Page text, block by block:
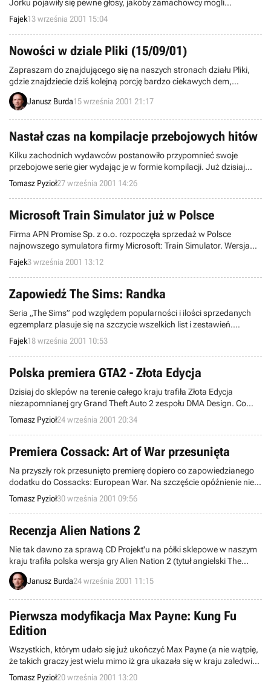
Jorku pojawiły się pewne głosy, jakoby zamachowcy mogli
wykorzystać do nauki pilotażu grę spod znaku producenta
Windows’ów, mianowicie Microsoft Flight Simulator 2000.
Fajek13 września 2001 15:04
Nowości w dziale Pliki (15/09/01)
Zapraszam do znajdującego się na naszych stronach działu Pliki,
gdzie znajdziecie dziś kolejną porcję bardzo ciekawych dem,
uaktualnień, dodatków i filmów z gier.
Janusz Burda15 września 2001 21:17
Nastał czas na kompilacje przebojowych hitów
Kilku zachodnich wydawców postanowiło przypomnieć swoje
przebojowe serie gier wydając je w formie kompilacji. Już dzisiaj
dwie z nich trafiły do zachodnich sklepów. Sierra Inc. przygotowała
pakiet strategii ekonomicznych Acropolis, Blizzard komplet Diablo
Battle Chest, natomiast Electronic Arts przygotowuje niespodziankę
w postaci Command & Conquer: Theater of War.
Tomasz Pyzioł27 września 2001 14:26
Microsoft Train Simulator już w Polsce
Firma APN Promise Sp. z o.o. rozpoczęła sprzedaż w Polsce
najnowszego symulatora firmy Microsoft: Train Simulator. Wersja
gry sprzedawana w Polsce jest wersją anglojęzyczną i posiada
polską instrukcję.
Fajek3 września 2001 13:12
Zapowiedź The Sims: Randka
Seria „The Sims” pod względem popularności i ilości sprzedanych
egzemplarz plasuje się na szczycie wszelkich list i zestawień.
Dlatego też nie powinien dziwić nas fakt, że producent gry, firma
Maxis, wypuszcza kolejne dodatki tej gry. Po „Światowym Życiu” i
„Balandze” nadchodzi czas na „Randkę”
Fajek18 września 2001 10:53
Polska premiera GTA2 - Złota Edycja
Dzisiaj do sklepów na terenie całego kraju trafiła Złota Edycja
niezapomnianej gry Grand Theft Auto 2 zespołu DMA Design. Co
prawda kolejne edycje to tak jak odgrzewane drugie danie, ale tym
razem polski dystrybutor gry – firma Play It – przygotował je w
ciekawym pakiecie, co szczególnie powinno zainteresować tych,
którzy nie mieli jeszcze okazji spróbować ryzykownego życia w GTA.
Tomasz Pyzioł24 września 2001 20:34
Premiera Cossack: Art of War przesunięta
Na przyszły rok przesunięto premierę dopiero co zapowiedzianego
dodatku do Cossacks: European War. Na szczęście opóźnienie nie
wyniesie tak wiele, gdyż jak podał niemiecki wydawca CDV, gra
ukaże się już w styczniu 2002. Niestety polscy gracze w dalszym
ciągu mogą tylko marzyć o podstawowej wersji gry, gdyż z
niewiadomych przyczyn IM Group nie spieszy się z jej wydaniem.
Tomasz Pyzioł30 września 2001 09:56
Recenzja Alien Nations 2
Nie tak dawno za sprawą CD Projekt'u na półki sklepowe w naszym
kraju trafiła polska wersja gry Alien Nation 2 (tytuł angielski The
Nations). Dzisiaj znajdziecie u nas jej recenzję.
Janusz Burda24 września 2001 11:15
Pierwsza modyfikacja Max Payne: Kung Fu
Edition
Wszystkich, którym udało się już ukończyć Max Payne (a nie wątpię,
że takich graczy jest wielu mimo iż gra ukazała się w kraju zaledwie
trzy dni temu), z pewnością ucieszy fakt pojawienia się pierwszego
moda, powodującego, iż gra jeszcze bardziej swym charakterem
Tomasz Pyzioł20 września 2001 13:20